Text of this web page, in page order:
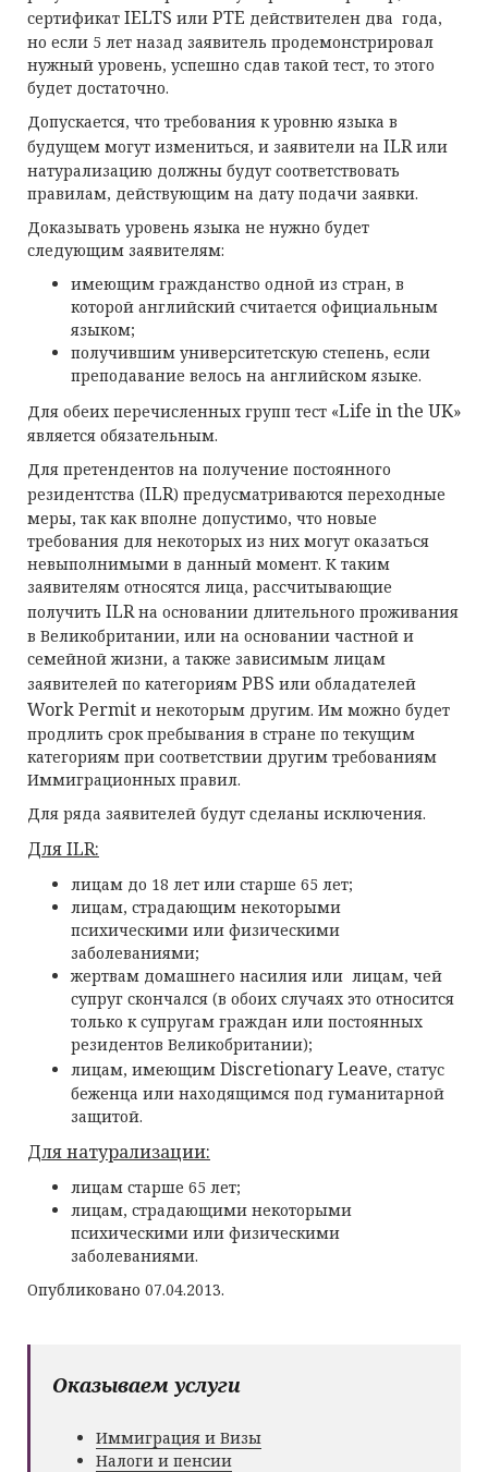
сертификат IELTS или PTE действителен два года,
но если 5 лет назад заявитель продемонстрировал
нужный уровень, успешно сдав такой тест, то этого
будет достаточно.
Допускается, что требования к уровню языка в
будущем могут измениться, и заявители на ILRили
натурализацию должны будут соответствовать
правилам, действующим на дату подачи заявки.
Доказывать уровень языка не нужно будет
следующим заявителям:
имеющим гражданство одной из стран, в
которой английский считается официальным
языком;
получившим университетскую степень, если
преподавание велось на английском языке.
Для обеих перечисленных групп тест «Life inthe UK»
является обязательным.
Для претендентов на получение постоянного
резидентства (ILR) предусматриваются переходные
меры, так как вполне допустимо, что новые
требования для некоторых из них могут оказаться
невыполнимыми в данный момент. К таким
заявителям относятся лица, рассчитывающие
получить ILRна основании длительного проживания
в Великобритании, или на основании частной и
семейной жизни, а также зависимым лицам
заявителей по категориям PBS или обладателей
WorkPermit и некоторым другим. Им можно будет
продлить срок пребывания в стране по текущим
категориям при соответствии другим требованиям
Иммиграционных правил.
Для ряда заявителей будут сделаны исключения.
ДляILR:
лицам до 18 лет или старше 65 лет;
лицам, страдающим некоторыми
психическими или физическими
заболеваниями;
жертвам домашнего насилия или лицам, чей
супруг скончался (в обоих случаях это относится
только к супругам граждан или постоянных
резидентов Великобритании);
лицам, имеющим DiscretionaryLeave, статус
беженца или находящимся под гуманитарной
защитой.
Для натурализации:
лицам старше 65 лет;
лицам, страдающими некоторыми
психическими или физическими
заболеваниями.
Опубликовано 07.04.2013.
Оказываем услуги
Иммиграция и Визы
Налоги и пенсии